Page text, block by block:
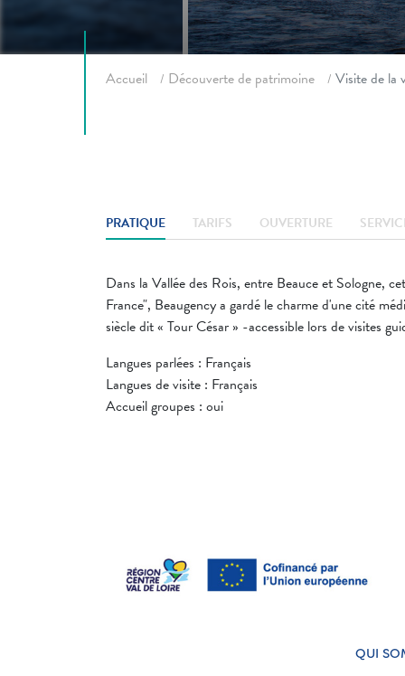
Accueil Découverte de patrimoine Visite de la
PRATIQUE TARIFS OUVERTURE
Dans la Vallée des Rois, entre Beauce et Sologne,
France", Beaugency a gardé le charme d'une cité
siècle dit « Tour César » -accessible lors de visites
Langues parlées : Français
Langues de visite : Français
Accueil groupes : oui
QUI